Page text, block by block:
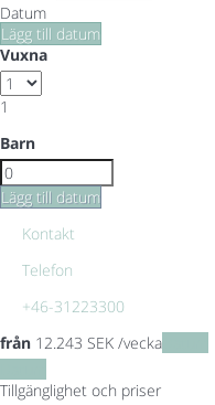
Datum
Lägg till datum
Vuxna
1
Barn
Lägg till datum
Kontakt
Telefon
+46-31223300
från 12.243 SEK /vecka
Tillgänglighet och priser